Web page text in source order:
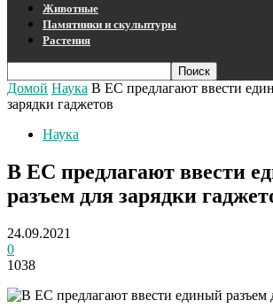
Животные
Памятники и скульптуры
Растения
Домой Наука В ЕС предлагают ввести
зарядки гаджетов
Наука
В ЕС предлагают ввести
разъем для зарядки
24.09.2021
0
1038